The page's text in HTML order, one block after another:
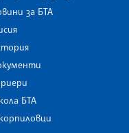
за БТА
БТА